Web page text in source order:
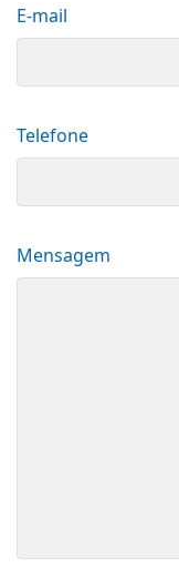
E-mail
Telefone
Mensagem